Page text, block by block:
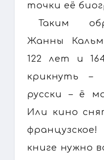
точки её
Таким
Жанны
122 лет и
крикнуть –
русски – ё
Или кино
книге нужно